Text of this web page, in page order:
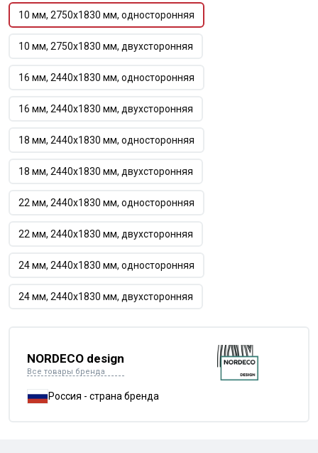
10 мм, 2750х1830 мм, односторонняя
10 мм, 2750х1830 мм, двухсторонняя
16 мм, 2440х1830 мм, односторонняя
16 мм, 2440х1830 мм, двухсторонняя
18 мм, 2440х1830 мм, односторонняя
18 мм, 2440х1830 мм, двухсторонняя
22 мм, 2440х1830 мм, односторонняя
22 мм, 2440х1830 мм, двухсторонняя
24 мм, 2440х1830 мм, односторонняя
24 мм, 2440х1830 мм, двухсторонняя
NORDECO design
Все товары бренда
Россия - страна бренда